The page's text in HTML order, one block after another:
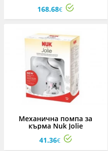
168.68€
Механична помпа за
кърма Nuk Jolie
41.36€